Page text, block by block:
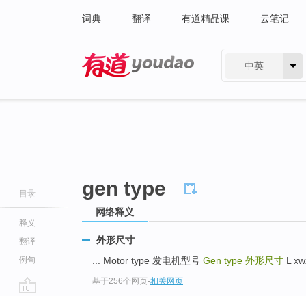
词典 翻译 有道精品课 云笔记
中英
目录
释义
翻译
例句
gen type
网络释义
外形尺寸
... Motor type 发电机型号 Gen type 外形尺寸 L
基于256个网页-相关网页